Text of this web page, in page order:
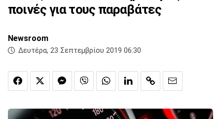
ποινές για τους παραβάτες
Newsroom
Δευτέρα, 23 Σεπτεμβρίου 2019 06:30